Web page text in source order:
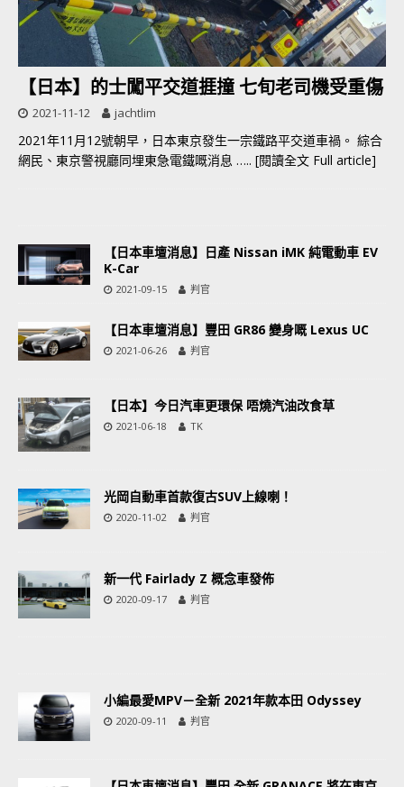
【日本】的士闖平交道捱撞 七旬老司機受重傷
2021-11-12 jachtlim
2021年11月12號朝早，日本東京發生一宗鐵路平交道車禍。 綜合
網民、東京警視廳同埋東急電鐵嘅消息 ….. [閱讀全文 Full article]
【日本車壇消息】日產 Nissan iMK 純電動車 EV
K-Car
2021-09-15 判官
【日本車壇消息】豐田 GR86 變身嘅 Lexus UC
2021-06-26 判官
【日本】今日汽車更環保 唔燒汽油改食草
2021-06-18 TK
光岡自動車首款復古SUV上線喇！
2020-11-02 判官
新一代 Fairlady Z 概念車發佈
2020-09-17 判官
小編最愛MPV－全新 2021年款本田 Odyssey
2020-09-11 判官